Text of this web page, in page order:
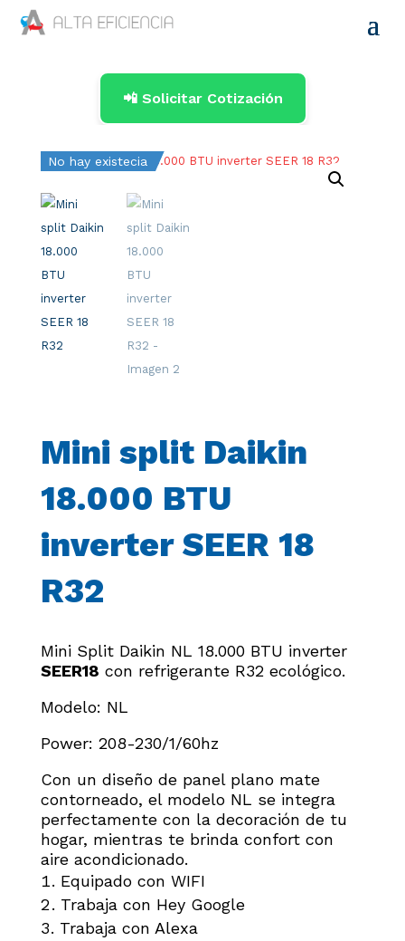
📲 Solicitar Cotización
No hay existecia
Mini split Daikin
18.000 BTU
inverter SEER 18
R32
Mini Split Daikin NL 18.000 BTU inverter
SEER18 con refrigerante R32 ecológico.
Modelo: NL
Power: 208-230/1/60hz
Con un diseño de panel plano mate
contorneado, el modelo NL se integra
perfectamente con la decoración de tu
hogar, mientras te brinda confort con
aire acondicionado.
Equipado con WIFI
Trabaja con Hey Google
Trabaja con Alexa